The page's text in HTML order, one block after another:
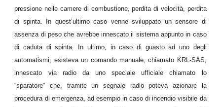
pressione nelle camere di combustione, perdita di velocità, perdita
di spinta. In quest’ultimo caso venne sviluppato un sensore di
assenza di peso che avrebbe innescato il sistema appunto in caso
di caduta di spinta. In ultimo, in caso di guasto ad uno degli
automatismi, esisteva un comando manuale, chiamato KRL-SAS,
innescato via radio da uno speciale ufficiale chiamato lo
“sparatore” che, tramite un segnale radio poteva azionare la
procedura di emergenza, ad esempio in caso di incendio visibile da